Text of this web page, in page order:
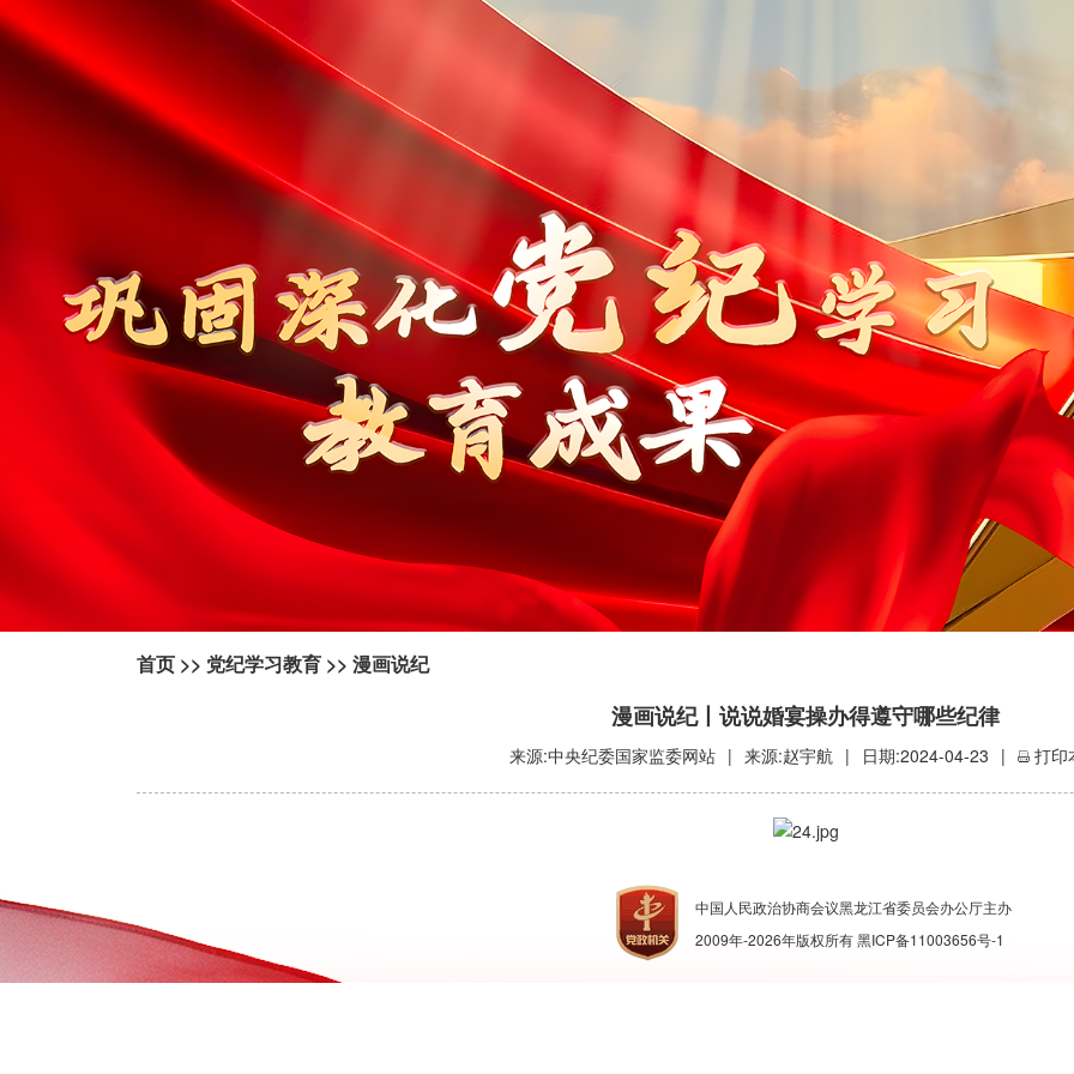
首页 >> 党纪学习教育 >> 漫画说纪
漫画说纪丨说说婚宴操办得遵守哪些纪律
来源:中央纪委国家监委网站 | 来源:赵宇航 | 日期:2024-04-23 | 打印
中国人民政治协商会议黑龙江省委员会办公厅主办
2009年-2026年版权所有黑ICP备11003656号-1